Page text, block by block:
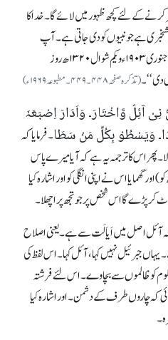
کے لئے کچھ ظہور میں لائے گا۔ خدا کا
ہے جو نبیوں کو دی جاتی ہے۔ آپ
فرماتے ہیں کہ صبح پانچ بجے کاوقت تھا۔ یکم جنوری ۱۹۰۳ ء و یکم شوال ۱۳۲۰ ھ روز
دی‘‘۔(تذکرہ صفحہ ۴۴۸۔۴۴۹۔ مطبوعہ ۱۹۶۹ ء )
آئِلٌ وَّاخْتَارَ۔ وَاَدَارَ اِصْبَعَہٗ
وَیَسْطُوْ بِکُلِّ مَنْ سَطَا۔ فرمایا کہ
پھر اس کا ترجمہ یہ ہے کہ آیا میرے پاس
گھمایا اس نے اپنی انگلی کو اور اشارہ کیا
کر پڑے گا اس شخص پر جو تجھ پر اچھلا۔
آئل اصل میں اَیاَلَت سے ہے۔ یعنی اصلاح
جبرئیل نہیں کہا، آئل کہا۔ اس لفظ کی
کو ظالموں سے بچاوے۔اس لئے فرشتہ
کہ چاروں طرف کے دشمن۔ اور اشارہ کیا